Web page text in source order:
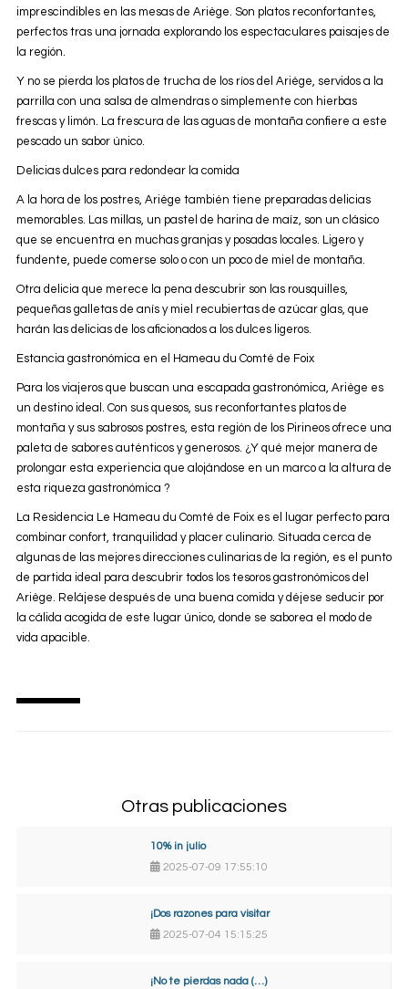
imprescindibles en las mesas de Ariège. Son platos reconfortantes,
perfectos tras una jornada explorando los espectaculares paisajes de
la región.
Y no se pierda los platos de trucha de los ríos del Ariège, servidos a la
parrilla con una salsa de almendras o simplemente con hierbas
frescas y limón. La frescura de las aguas de montaña confiere a este
pescado un sabor único.
Delicias dulces para redondear la comida
A la hora de los postres, Ariège también tiene preparadas delicias
memorables. Las millas, un pastel de harina de maíz, son un clásico
que se encuentra en muchas granjas y posadas locales. Ligero y
fundente, puede comerse solo o con un poco de miel de montaña.
Otra delicia que merece la pena descubrir son las rousquilles,
pequeñas galletas de anís y miel recubiertas de azúcar glas, que
harán las delicias de los aficionados a los dulces ligeros.
Estancia gastronómica en el Hameau du Comté de Foix
Para los viajeros que buscan una escapada gastronómica, Ariège es
un destino ideal. Con sus quesos, sus reconfortantes platos de
montaña y sus sabrosos postres, esta región de los Pirineos ofrece una
paleta de sabores auténticos y generosos. ¿Y qué mejor manera de
prolongar esta experiencia que alojándose en un marco a la altura de
esta riqueza gastronómica ?
La Residencia Le Hameau du Comté de Foix es el lugar perfecto para
combinar confort, tranquilidad y placer culinario. Situada cerca de
algunas de las mejores direcciones culinarias de la región, es el punto
de partida ideal para descubrir todos los tesoros gastronómicos del
Ariège. Relájese después de una buena comida y déjese seducir por
la cálida acogida de este lugar único, donde se saborea el modo de
vida apacible.
Otras publicaciones
10% in julio
2025-07-09 17:55:10
¡Dos razones para visitar
2025-07-04 15:15:25
¡No te pierdas nada (…)